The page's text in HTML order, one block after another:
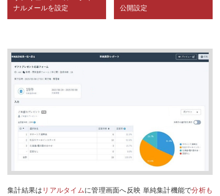
ナルメールを設定
公開設定
集計結果は リアルタイム に管理画面へ反映 単純集計機能で分析も